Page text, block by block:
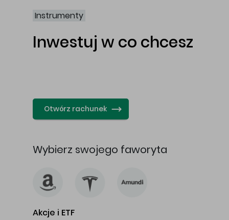
Instrumenty
Inwestuj w co chcesz
Otwórz rachunek
Wybierz swojego faworyta
Akcje i ETF